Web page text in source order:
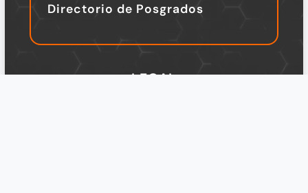
Directorio de Posgrados
LEGAL